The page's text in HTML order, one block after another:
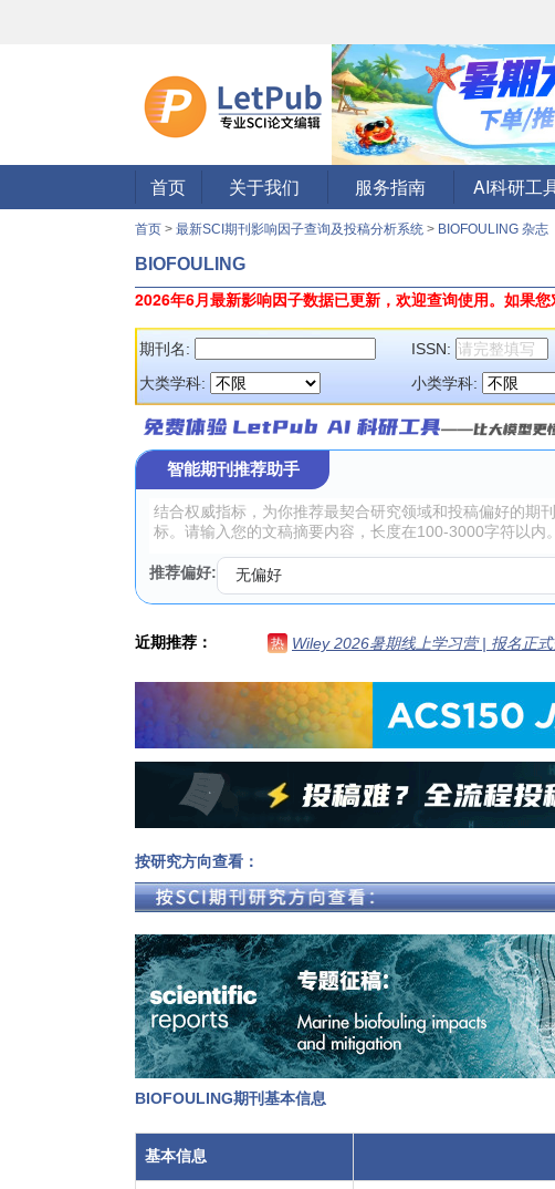
首页 关于我们 服务指南 AI科研工
首页 > 最新SCI期刊影响因子查询及投稿分析系统 > BIOFOULING 杂志
BIOFOULING
2026年6月最新影响因子数据已更新，欢迎查询使用。 如果
期刊名: ISSN:
大类学科:
小类学科:
智能期刊推荐助手
推荐偏好:
近期推荐： 热 Wiley 2026暑期线上学习营 | 报名正式
按研究方向查看：
BIOFOULING期刊基本信息
基本信息